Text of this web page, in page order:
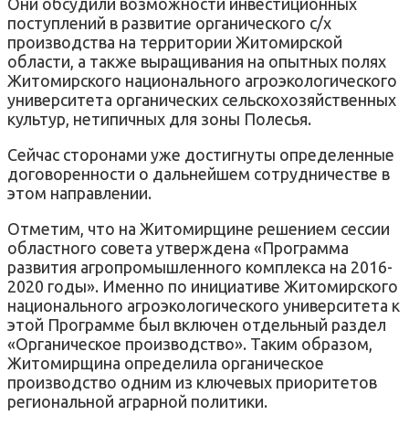
поступлений в развитие органического с/х
производства на территории Житомирской
области, а также выращивания на опытных полях
Житомирского национального агроэкологического
университета органических сельскохозяйственных
культур, нетипичных для зоны Полесья.
Сейчас сторонами уже достигнуты определенные
договоренности о дальнейшем сотрудничестве в
этом направлении.
Отметим, что на Житомирщине решением сессии
областного совета утверждена «Программа
развития агропромышленного комплекса на 2016-
2020 годы». Именно по инициативе Житомирского
национального агроэкологического университета к
этой Программе был включен отдельный раздел
«Органическое производство». Таким образом,
Житомирщина определила органическое
производство одним из ключевых приоритетов
региональной аграрной политики.